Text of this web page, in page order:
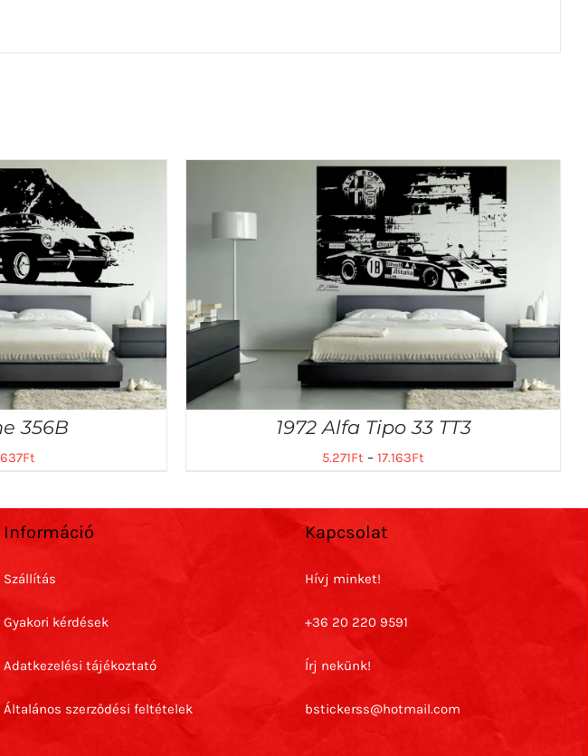
356B
Ft
1972 Alfa Tipo 33 TT3
5.271Ft –17.163Ft
Információ
Szállítás
Gyakori kérdések
Adatkezelési tájékoztató
Általános szerződési feltételek
Kapcsolat
Hívj minket!
+36 20 220 9591
Írj nekünk!
bstickerss@hotmail.com